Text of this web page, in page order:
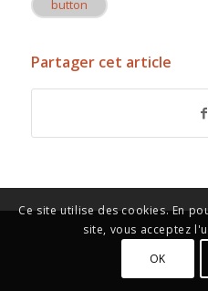
button
Partager cet article
Ce site utilise des cookies. En
site, vous acceptez
OK